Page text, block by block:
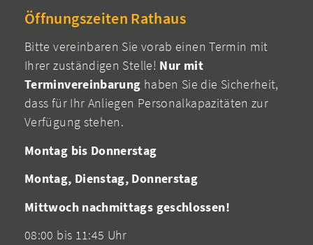
Öffnungszeiten Rathaus
Bitte vereinbaren Sie vorab einen Termin mit
Ihrer zuständigen Stelle! Nur mit
Terminvereinbarung haben Sie die Sicherheit,
dass für Ihr Anliegen Personalkapazitäten zur
Verfügung stehen.
Montag bis Donnerstag
Montag, Dienstag, Donnerstag
Mittwoch nachmittags geschlossen!
08:00 bis 11:45 Uhr